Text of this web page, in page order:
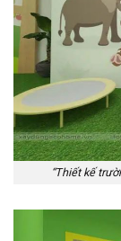
“Thiết kế